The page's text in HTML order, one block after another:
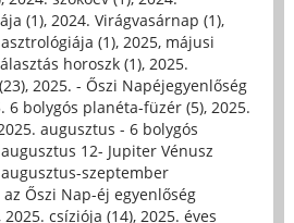
(1), 2024. Virágvasárnap (1),
(1), 2025, májusi
horoszk (1), 2025.
, 2025. - Őszi Napéjegyenlőség
6 bolygós planéta-füzér (5), 2025.
augusztus - 6 bolygós
12- Jupiter Vénusz
szeptember
az Őszi Nap-éj egyenlőség
2025. csíziója (14), 2025. éves